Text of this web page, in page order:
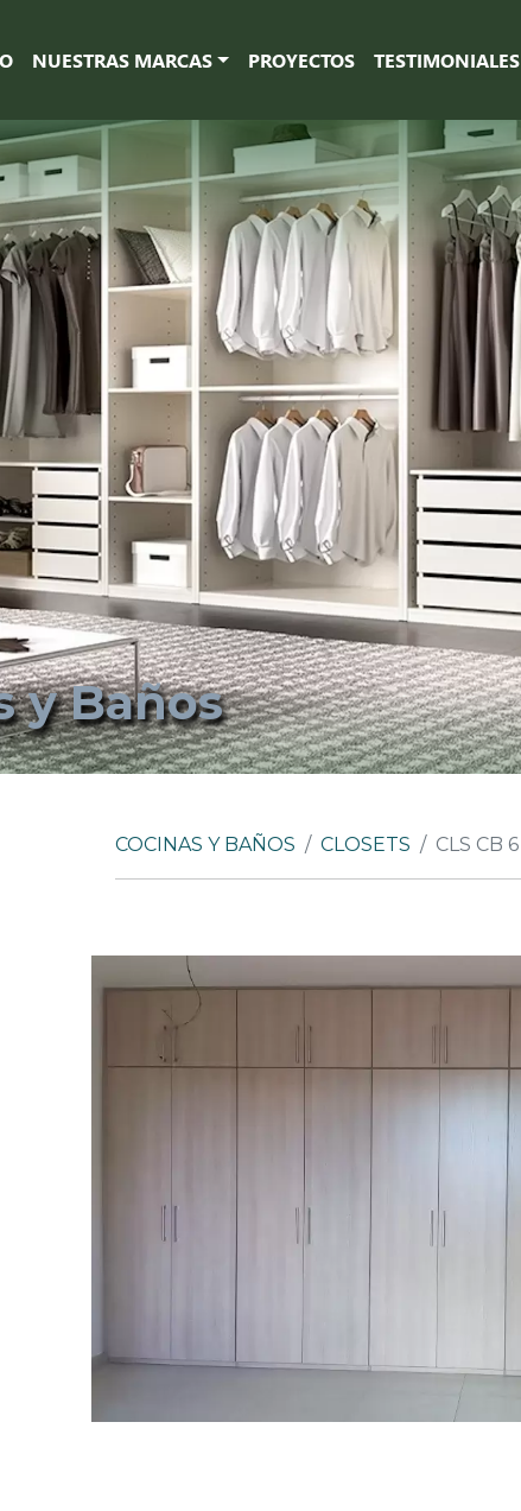
NUESTRAS MARCAS PROYECTOS TESTIMONIALES
y Baños
COCINAS Y BAÑOS CLOSETS CLS CB 6